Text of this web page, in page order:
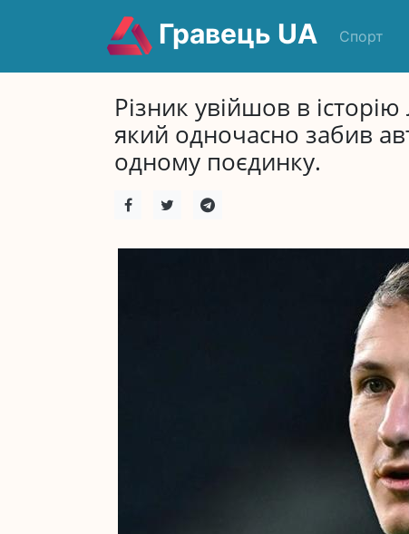
Гравець UA Спорт
Різник увійшов в
який одночасно забив
одному поєдинку.